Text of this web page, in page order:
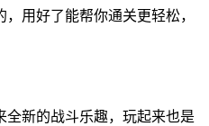
用好了能帮你通关更轻松，
全新的战斗乐趣，玩起来也是